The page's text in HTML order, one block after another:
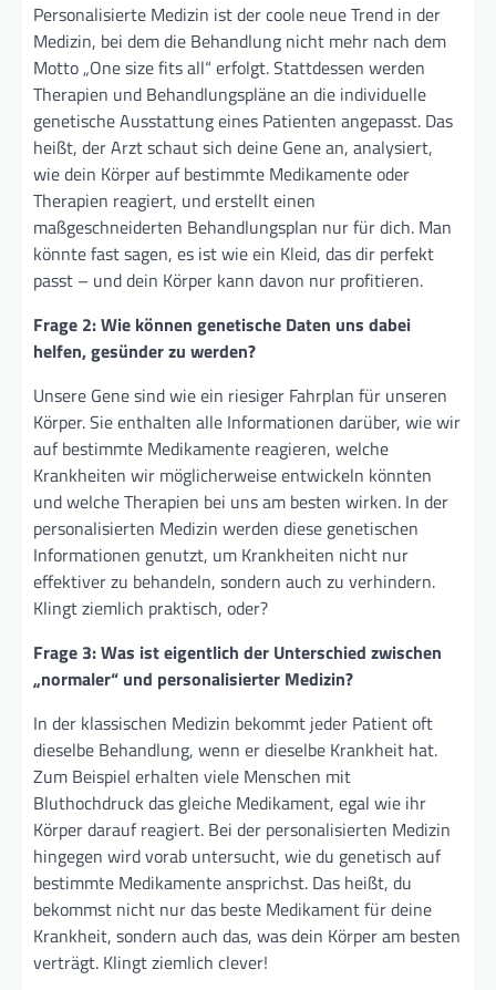
Personalisierte Medizin ist der coole neue Trend in der
Medizin, bei dem die Behandlung nicht mehr nach dem
Motto „One size fits all“ erfolgt. Stattdessen werden
Therapien und Behandlungspläne an die individuelle
genetische Ausstattung eines Patienten angepasst. Das
heißt, der Arzt schaut sich deine Gene an, analysiert,
wie dein Körper auf bestimmte Medikamente oder
Therapien reagiert, und erstellt einen
maßgeschneiderten Behandlungsplan nur für dich. Man
könnte fast sagen, es ist wie ein Kleid, das dir perfekt
passt – und dein Körper kann davon nur profitieren.
Frage 2: Wie können genetische Daten uns dabei
helfen, gesünder zu werden?
Unsere Gene sind wie ein riesiger Fahrplan für unseren
Körper. Sie enthalten alle Informationen darüber, wie wir
auf bestimmte Medikamente reagieren, welche
Krankheiten wir möglicherweise entwickeln könnten
und welche Therapien bei uns am besten wirken. In der
personalisierten Medizin werden diese genetischen
Informationen genutzt, um Krankheiten nicht nur
effektiver zu behandeln, sondern auch zu verhindern.
Klingt ziemlich praktisch, oder?
Frage 3: Was ist eigentlich der Unterschied zwischen
„normaler“ und personalisierter Medizin?
In der klassischen Medizin bekommt jeder Patient oft
dieselbe Behandlung, wenn er dieselbe Krankheit hat.
Zum Beispiel erhalten viele Menschen mit
Bluthochdruck das gleiche Medikament, egal wie ihr
Körper darauf reagiert. Bei der personalisierten Medizin
hingegen wird vorab untersucht, wie du genetisch auf
bestimmte Medikamente ansprichst. Das heißt, du
bekommst nicht nur das beste Medikament für deine
Krankheit, sondern auch das, was dein Körper am besten
verträgt. Klingt ziemlich clever!